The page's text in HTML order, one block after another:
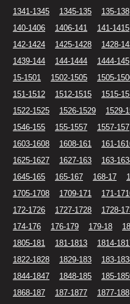
1341-1345
1345-135 135-138
140-1406
1406-141 141-1415
142-1424
1425-1428 1428-
1439-144
144-1444 1444-145
15-1501
1502-1505 1505-
151-1512
1512-1515 1515-
1522-1525
1526-1529 1529-
1546-155
155-1557 1557-157
1603-1608
1608-161 161-
1625-1627
1627-163 163-
1645-165
165-167 168-17
1705-1708
1709-171 171-
172-1726
1727-1728 1728-
174-176
176-179 179-18
1805-181
181-1813 1814-
1822-1828
1829-183 183-
1844-1847
1848-185 185-
1868-187
187-1877 1877-188